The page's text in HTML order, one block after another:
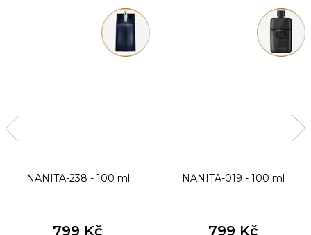
NANITA-238 - 100 ml
799 Kč
NANITA-019 - 100 ml
799 Kč